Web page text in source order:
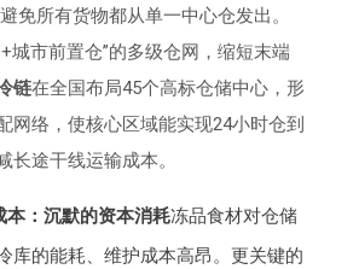
避免所有货物都从单一中心仓发出。
城市前置仓”的多级仓网，缩短末端
链在全国布局45个高标仓储中心，形
网络，使核心区域能实现24小时仓到
长途干线运输成本。
本：沉默的资本消耗冻品食材对仓储
库的能耗、维护成本高昂。更关键的